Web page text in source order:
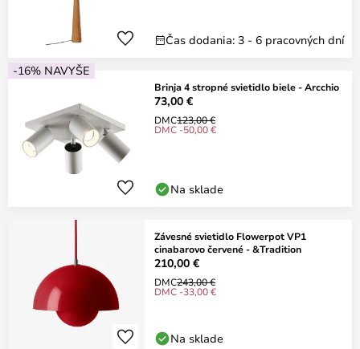
Čas dodania: 3 - 6 pracovných dní
-16% NAVYŠE
Brinja 4 stropné svietidlo biele - Arcchio
73,00 €
DMC123,00 €
DMC -50,00 €
Na sklade
Závesné svietidlo Flowerpot VP1
cinabarovo červené - &Tradition
210,00 €
DMC243,00 €
DMC -33,00 €
Na sklade